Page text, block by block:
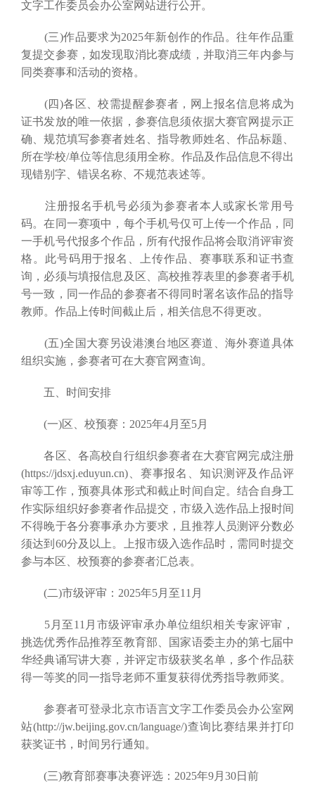
文字工作委员会办公室网站进行公开。
(三)作品要求为2025年新创作的作品。往年作品重
复提交参赛，如发现取消比赛成绩，并取消三年内参与
同类赛事和活动的资格。
(四)各区、校需提醒参赛者，网上报名信息将成为
证书发放的唯一依据，参赛信息须依据大赛官网提示正
确、规范填写参赛者姓名、指导教师姓名、作品标题、
所在学校/单位等信息须用全称。作品及作品信息不得出
现错别字、错误名称、不规范表述等。
注册报名手机号必须为参赛者本人或家长常用号
码。在同一赛项中，每个手机号仅可上传一个作品，同
一手机号代报多个作品，所有代报作品将会取消评审资
格。此号码用于报名、上传作品、赛事联系和证书查
询，必须与填报信息及区、高校推荐表里的参赛者手机
号一致，同一作品的参赛者不得同时署名该作品的指导
教师。作品上传时间截止后，相关信息不得更改。
(五)全国大赛另设港澳台地区赛道、海外赛道具体
组织实施，参赛者可在大赛官网查询。
五、时间安排
(一)区、校预赛：2025年4月至5月
各区、各高校自行组织参赛者在大赛官网完成注册
(https://jdsxj.eduyun.cn)、赛事报名、知识测评及作品评
审等工作，预赛具体形式和截止时间自定。结合自身工
作实际组织好参赛者作品提交，市级入选作品上报时间
不得晚于各分赛事承办方要求，且推荐人员测评分数必
须达到60分及以上。上报市级入选作品时，需同时提交
参与本区、校预赛的参赛者汇总表。
(二)市级评审：2025年5月至11月
5月至11月市级评审承办单位组织相关专家评审，
挑选优秀作品推荐至教育部、国家语委主办的第七届中
华经典诵写讲大赛，并评定市级获奖名单，多个作品获
得一等奖的同一指导老师不重复获得优秀指导教师奖。
参赛者可登录北京市语言文字工作委员会办公室网
站(http://jw.beijing.gov.cn/language/)查询比赛结果并打印
获奖证书，时间另行通知。
(三)教育部赛事决赛评选：2025年9月30日前